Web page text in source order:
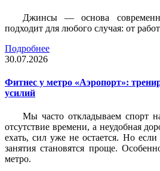
Джинсы — основа
подходит для любого случая: от
Подробнее
30.07.2026
Фитнес у метро «Аэропорт»:
усилий
Мы часто откладываем спорт
отсутствие времени, а неудобная
ехать, сил уже не остается. Но если
занятия становятся проще.
метро.